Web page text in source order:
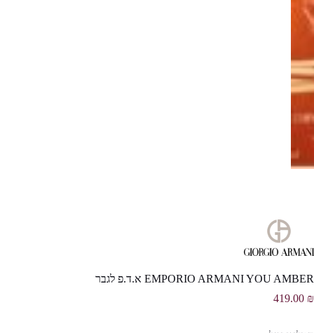
EMPORIO ARMANI YOU AMBER א.ד.פ לגבר
419.00 ₪